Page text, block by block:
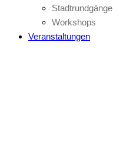
Stadtrundgänge
Workshops
Veranstaltungen